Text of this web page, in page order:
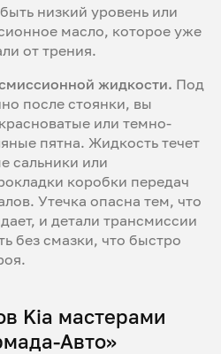
низкий уровень или
масло, которое уже
от трения.
жидкости. Под
после стоянки, вы
или темно-
пятна. Жидкость течет
сальники или
коробки передач
Утечка опасна тем, что
и детали трансмиссии
без смазки, что быстро
Kia мастерами
Авто»